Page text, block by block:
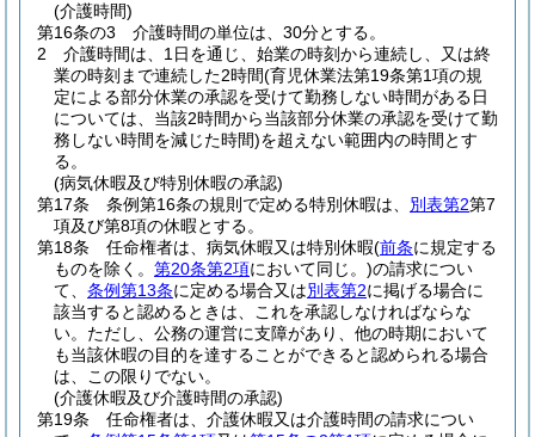
(介護時間)
第16条の3
介護時間の単位は、30分とする。
2
介護時間は、1日を通じ、始業の時刻から連続し、又は終
業の時刻まで連続した2時間(育児休業法第19条第1項の規
定による部分休業の承認を受けて勤務しない時間がある日
については、当該2時間から当該部分休業の承認を受けて勤
務しない時間を減じた時間)を超えない範囲内の時間とす
る。
(病気休暇及び特別休暇の承認)
第17条
条例第16条の規則で定める特別休暇は、 別表第2第7
項及び第8項の休暇とする。
第18条
任命権者は、病気休暇又は特別休暇(前条に規定する
ものを除く。 第20条第2項において同じ。)の請求につい
て、 条例第13条に定める場合又は別表第2に掲げる場合に
該当すると認めるときは、これを承認しなければならな
い。 ただし、公務の運営に支障があり、他の時期において
も当該休暇の目的を達することができると認められる場合
は、この限りでない。
(介護休暇及び介護時間の承認)
第19条
任命権者は、介護休暇又は介護時間の請求につい